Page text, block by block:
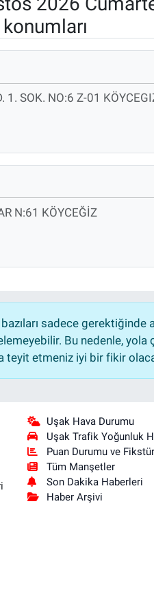
1. SOK. NO:6 Z-01
N:61 KÖYCEĞİZ
sadece gerektiğinde
Bu nedenle, yola
teyit etmeniz iyi bir fikir
Uşak Hava Durumu
Uşak Trafik Yoğunluk
Puan Durumu ve Fikstür
Tüm Manşetler
Son Dakika Haberleri
Haber Arşivi